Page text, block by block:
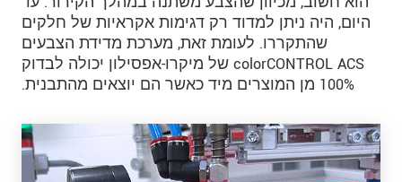
היום, היה ניתן למדוד רק דגימות אקראיות של חלקים
שהתקררו. לעומת זאת, מערכת מדידת הצבעים
colorCONTROL ACS של מיקרו-אפסילון יכולה לבדוק
100% מן המוצרים מיד כאשר הם יוצאים מהתבנית.